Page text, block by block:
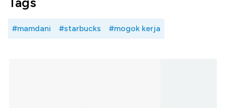
#mamdani #starbucks #mogok kerja